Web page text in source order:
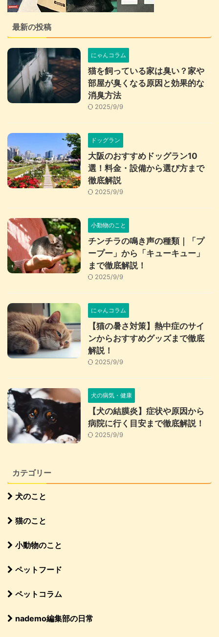
最新の投稿
にゃんコラム
猫を飼っている家は臭い？家や
部屋が臭くなる原因と効果的な
消臭方法
2025/9/9
ドッグラン
大阪のおすすめドッグラン10
選！料金・設備から選び方まで
徹底解説
2025/9/9
小動物のこと
チンチラの鳴き声の種類｜「プ
ープー」から「キューキュー」
まで徹底解説！
2025/9/9
にゃんコラム
【猫の暑さ対策】熱中症のサイ
ンからおすすめグッズまで徹底
解説！
2025/9/9
犬の病気・健康
【犬の結膜炎】症状や原因から
病院に行く目安まで徹底解説！
2025/9/9
カテゴリー
犬のこと
猫のこと
小動物のこと
ペットフード
ペットコラム
nademo編集部の日常